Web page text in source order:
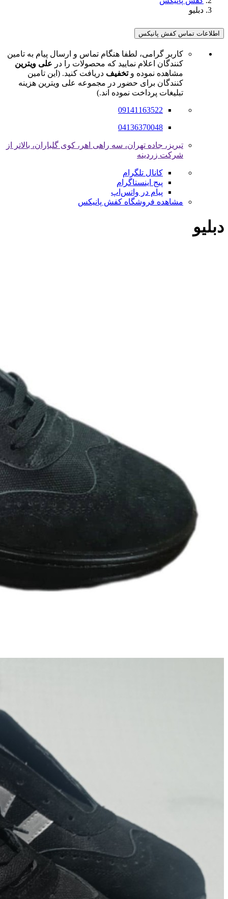
دبلیو
اطلاعات تماس کفش پانیکس
کاربر گرامی، لطفا هنگام تماس و ارسال پیام به تامین
کنندگان اعلام نمایید که محصولات را در علی ویترین
مشاهده نموده وتخفیف دریافت کنید. (این تامین
کنندگان برای حضور در مجموعه علی ویترین هزینه
تبلیغات پرداخت نموده اند.)
09141163522
04136370048
تبریز، جاده تهران، سه راهی اهر، کوی گلباران، بالاتر از
شرکت زردینه
کانال تلگرام
پیج اینستاگرام
پیام در واتس‌اپ
مشاهده فروشگاه کفش پانیکس
دبلیو